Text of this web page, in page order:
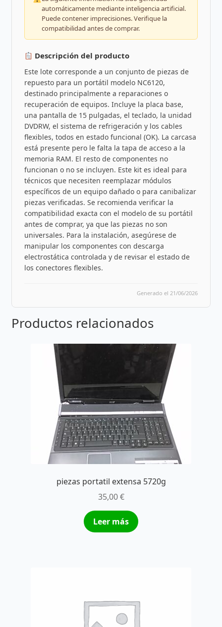
automáticamente mediante inteligencia artificial.
Puede contener imprecisiones. Verifique la
compatibilidad antes de comprar.
Descripción del producto
Este lote corresponde a un conjunto de piezas de
repuesto para un portátil modelo NC6120,
destinado principalmente a reparaciones o
recuperación de equipos. Incluye la placa base,
una pantalla de 15 pulgadas, el teclado, la unidad
DVDRW, el sistema de refrigeración y los cables
flexibles, todos en estado funcional (OK). La carcasa
está presente pero le falta la tapa de acceso a la
memoria RAM. El resto de componentes no
funcionan o no se incluyen. Este kit es ideal para
técnicos que necesiten reemplazar módulos
específicos de un equipo dañado o para canibalizar
piezas verificadas. Se recomienda verificar la
compatibilidad exacta con el modelo de su portátil
antes de comprar, ya que las piezas no son
universales. Para la instalación, asegúrese de
manipular los componentes con descarga
electrostática controlada y de revisar el estado de
los conectores flexibles.
Generado el 21/06/2026
Productos relacionados
piezas portatil extensa 5720g
35,00€
Leer más